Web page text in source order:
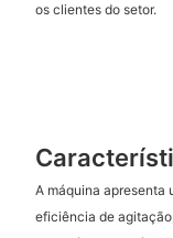
os clientes do setor.
A máquina apresenta
eficiência de